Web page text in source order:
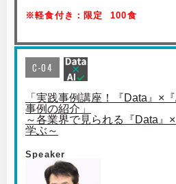
※軽食付き：限定 100食
C-04
「実践事例講座！『Data』×
事例の紹介」
～各業界で見られる『Data』
学ぶ～
Speaker